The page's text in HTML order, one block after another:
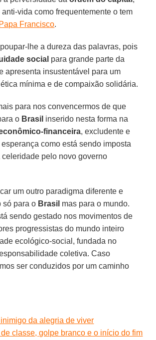
vida como frequentemente o tem
Papa Francisco.
lhe a dureza das palavras, pois
social para grande parte da
apresenta insustentável para um
mínima e de compaixão solidária.
para nos convencermos de que
o Brasil inserido nesta forma na
financeira, excludente e
como está sendo imposta
celeridade pelo novo governo
um outro paradigma diferente e
só para o Brasil mas para o mundo.
sendo gestado nos movimentos de
progressistas do mundo inteiro
ecológico-social, fundada no
coletiva. Caso
ser conduzidos por um caminho
da alegria de viver
classe, golpe branco e o início do fim